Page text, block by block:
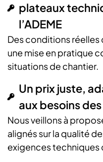
plateaux
l’ADEME
Des conditions réelles
une mise en pratique
situations de chantier.
Un prix juste,
aux besoins
Nous veillons à
alignés sur la qualité
exigences techniques